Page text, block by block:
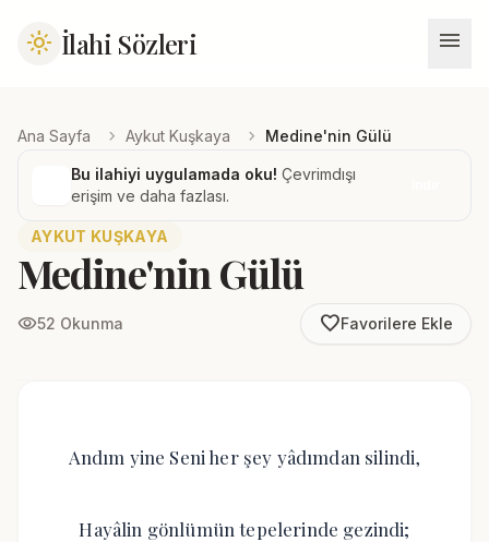
light_mode İlahi Sözleri menu
Ana Sayfa chevron_right Aykut Kuşkaya chevron_right Medine'nin Gülü
Bu ilahiyi uygulamada oku! Çevrimdışı
erişim ve daha fazlası.
AYKUT KUŞKAYA
Medine'nin Gülü
visibility52 Okunma favorite_borderFavorilere Ekle
Andım yine Seni her şey yâdımdan silindi,
Hayâlin gönlümün tepelerinde gezindi;